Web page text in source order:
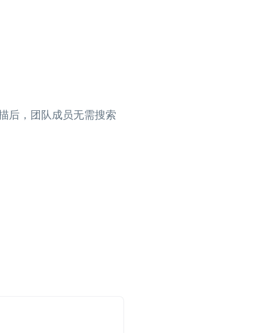
后，团队成员无需搜索